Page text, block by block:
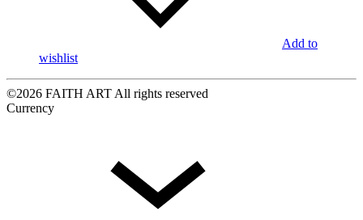
Add to
wishlist
©2026 FAITH ART All rights reserved
Currency